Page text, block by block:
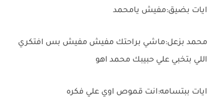
ايات بضيق:مفيش يامحمد
محمد بزعل:ماشي براحتك مفيش مفيش بس افتكري
اللي بتخبي علي حبيبك محمد اهو
ايات ببتسامه:انت قموص اوي علي فكره